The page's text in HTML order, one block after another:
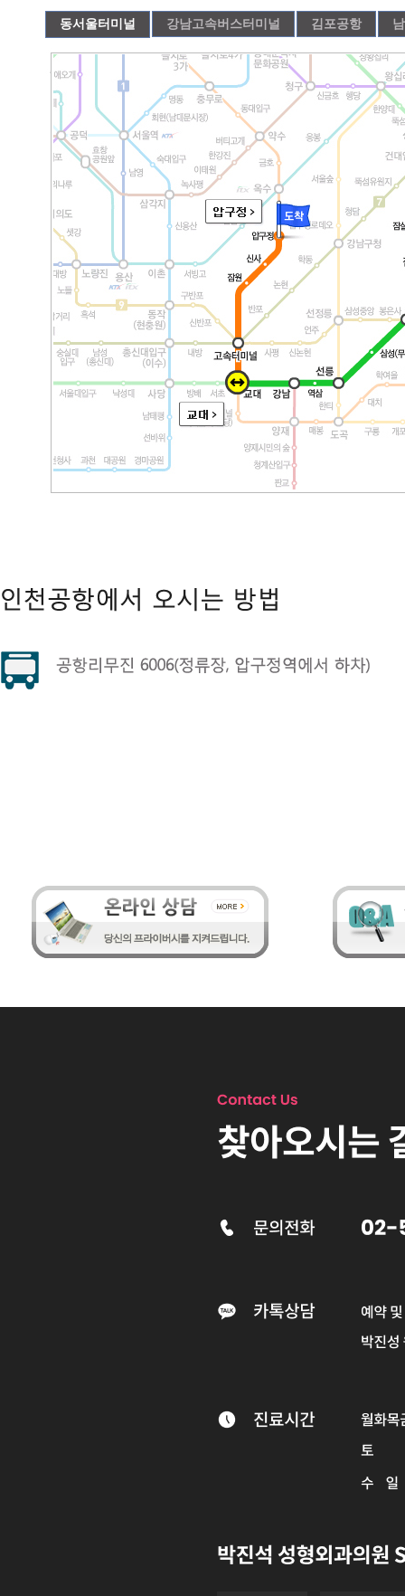
동서울터미널 강남고속버스터미널 김포공항